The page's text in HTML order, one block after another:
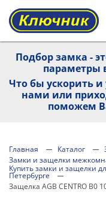
Подбор замка -
параметры
Что бы ускорить и
нами или
поможем
Главная Каталог
Замки и защелки
Купить замки и защелки
Петербурге
Защелка AGB CENTRO B0